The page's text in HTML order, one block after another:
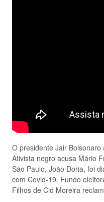
O presidente Jair
Ativista negro acusa Mário
São Paulo, João Doria, foi
com Covid-19. Fundo
Filhos de Cid Moreira